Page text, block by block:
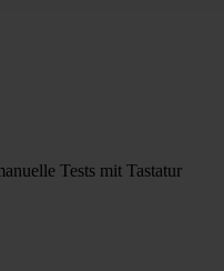
Tests mit Tastatur